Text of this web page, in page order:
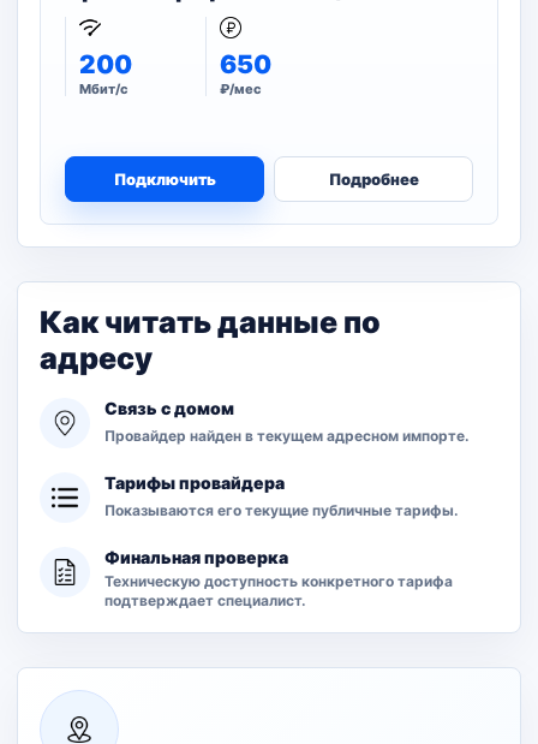
200
Мбит/с
650
₽/мес
Подключить Подробнее
Как читать данные по
адресу
Связь с домом
Провайдер найден в текущем адресном импорте.
Тарифы провайдера
Показываются его текущие публичные тарифы.
Финальная проверка
Техническую доступность конкретного тарифа
подтверждает специалист.